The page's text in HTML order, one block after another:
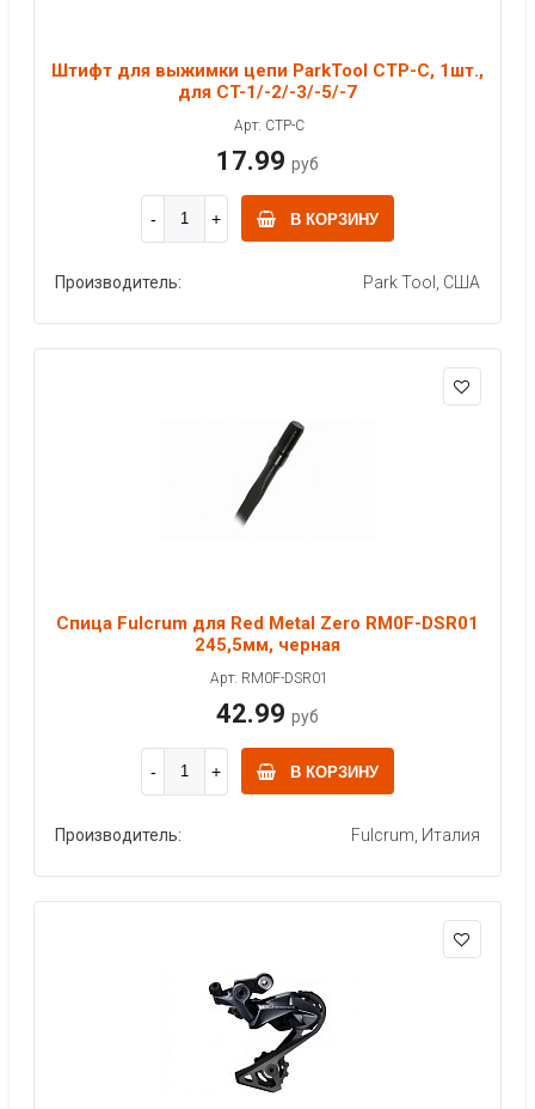
Штифт для выжимки цепи ParkTool CTP-C, 1шт.,
для CT-1/-2/-3/-5/-7
Арт: CTP-C
17.99 руб
В КОРЗИНУ
Производитель: Park Tool, США
Спица Fulcrum для Red Metal Zero RM0F-DSR01
245,5мм, черная
Арт: RM0F-DSR01
42.99 руб
В КОРЗИНУ
Производитель: Fulcrum, Италия